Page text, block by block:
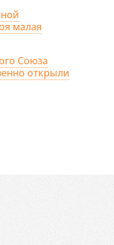
малая
Союза
открыли